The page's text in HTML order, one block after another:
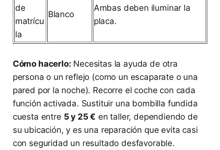
de
matrícu
la
Blanco
Ambas deben iluminar la
placa.
Cómo hacerlo: Necesitas la ayuda de otra
persona o un reflejo (como un escaparate o una
pared por la noche). Recorre el coche con cada
función activada. Sustituir una bombilla fundida
cuesta entre 5 y 25 € en taller, dependiendo de
su ubicación, y es una reparación que evita casi
con seguridad un resultado desfavorable.